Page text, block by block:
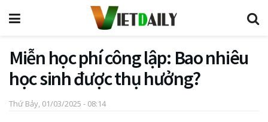
Miễn học phí công lập: Bao nhiêu
học sinh được thụ hưởng?
Thứ Bảy, 01/03/2025 - 08:14